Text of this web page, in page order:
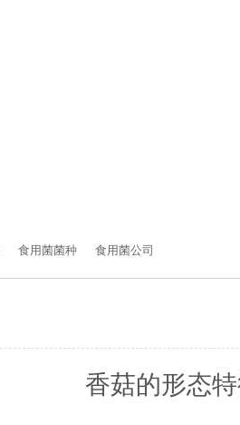
食用菌菌种 食用菌公司
香菇的形态